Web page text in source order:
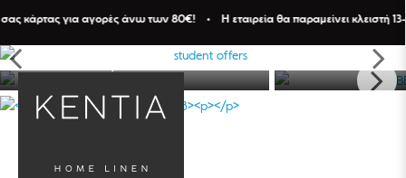
κάρτας για αγορές άνω των 80€! • Η εταιρεία θα παραμείνει κλειστή